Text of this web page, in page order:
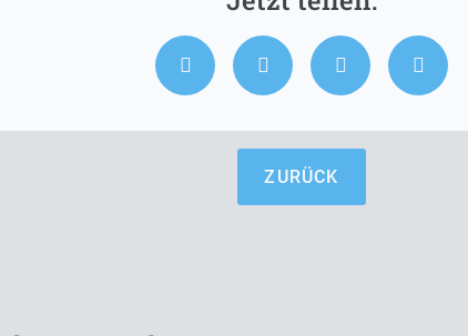
ZURÜCK